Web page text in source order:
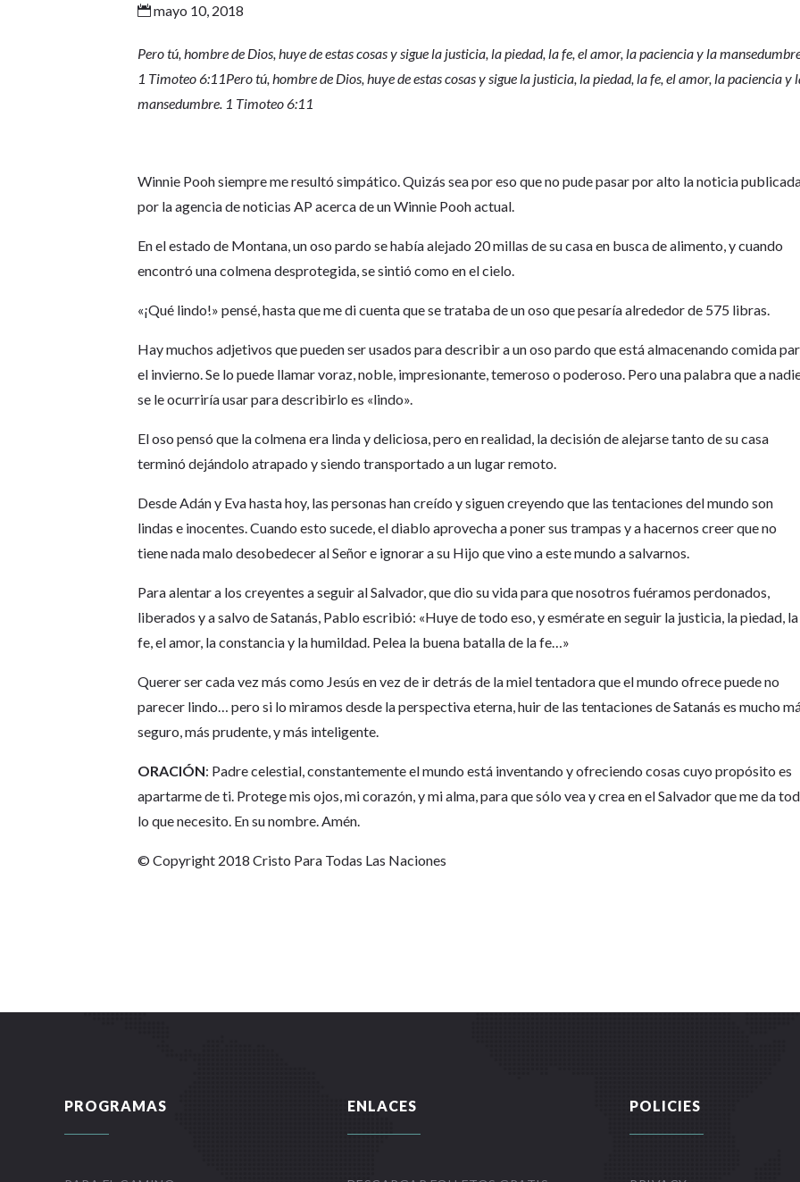
 mayo 10, 2018
Pero tú, hombre de Dios, huye de estas cosas y sigue la justicia, la piedad, la fe, el amor, la paciencia y la
1 Timoteo 6:11Pero tú, hombre de Dios, huye de estas cosas y sigue la justicia, la piedad, la fe, el amor, la paciencia y
mansedumbre. 1 Timoteo 6:11
Winnie Pooh siempre me resultó simpático. Quizás sea por eso que no pude pasar por alto la noticia
por la agencia de noticias AP acerca de un Winnie Pooh actual.
En el estado de Montana, un oso pardo se había alejado 20 millas de su casa en busca de alimento, y cuando
encontró una colmena desprotegida, se sintió como en el cielo.
«¡Qué lindo!» pensé, hasta que me di cuenta que se trataba de un oso que pesaría alrededor de 575 libras.
Hay muchos adjetivos que pueden ser usados para describir a un oso pardo que está almacenando comida
el invierno. Se lo puede llamar voraz, noble, impresionante, temeroso o poderoso. Pero una palabra que a
se le ocurriría usar para describirlo es «lindo».
El oso pensó que la colmena era linda y deliciosa, pero en realidad, la decisión de alejarse tanto de su casa
terminó dejándolo atrapado y siendo transportado a un lugar remoto.
Desde Adán y Eva hasta hoy, las personas han creído y siguen creyendo que las tentaciones del mundo son
lindas e inocentes. Cuando esto sucede, el diablo aprovecha a poner sus trampas y a hacernos creer que no
tiene nada malo desobedecer al Señor e ignorar a su Hijo que vino a este mundo a salvarnos.
Para alentar a los creyentes a seguir al Salvador, que dio su vida para que nosotros fuéramos perdonados,
liberados y a salvo de Satanás, Pablo escribió: «Huye de todo eso, y esmérate en seguir la justicia, la piedad, la
fe, el amor, la constancia y la humildad. Pelea la buena batalla de la fe…»
Querer ser cada vez más como Jesús en vez de ir detrás de la miel tentadora que el mundo ofrece puede no
parecer lindo… pero si lo miramos desde la perspectiva eterna, huir de las tentaciones de Satanás es mucho
seguro, más prudente, y más inteligente.
ORACIÓN: Padre celestial, constantemente el mundo está inventando y ofreciendo cosas cuyo propósito es
apartarme de ti. Protege mis ojos, mi corazón, y mi alma, para que sólo vea y crea en el Salvador que me da
lo que necesito. En su nombre. Amén.
© Copyright 2018 Cristo Para Todas Las Naciones
PROGRAMAS ENLACES POLICIES